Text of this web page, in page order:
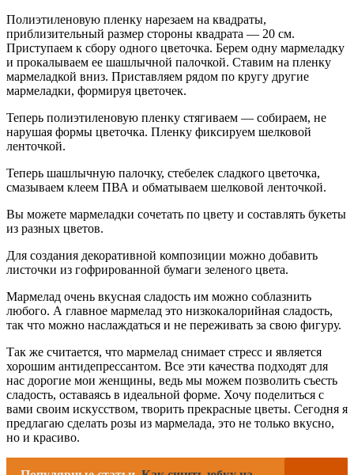
Полиэтиленовую пленку нарезаем на квадраты,
приблизительный размер стороны квадрата — 20 см.
Приступаем к сбору одного цветочка. Берем одну мармеладку
и прокалываем ее шашлычной палочкой. Ставим на пленку
мармеладкой вниз. Приставляем рядом по кругу другие
мармеладки, формируя цветочек.
Теперь полиэтиленовую пленку стягиваем — собираем, не
нарушая формы цветочка. Пленку фиксируем шелковой
ленточкой.
Теперь шашлычную палочку, стебелек сладкого цветочка,
смазываем клеем ПВА и обматываем шелковой ленточкой.
Вы можете мармеладки сочетать по цвету и составлять букеты
из разных цветов.
Для создания декоративной композиции можно добавить
листочки из гофрированной бумаги зеленого цвета.
Мармелад очень вкусная сладость им можно соблазнить
любого. А главное мармелад это низкокалорийная сладость,
так что можно наслаждаться и не переживать за свою фигуру.
Так же считается, что мармелад снимает стресс и является
хорошим антидепрессантом. Все эти качества подходят для
нас дорогие мои женщины, ведь мы можем позволить съесть
сладость, оставаясь в идеальной форме. Хочу поделиться с
вами своим искусством, творить прекрасные цветы. Сегодня я
предлагаю сделать розы из мармелада, это не только вкусно,
но и красиво.